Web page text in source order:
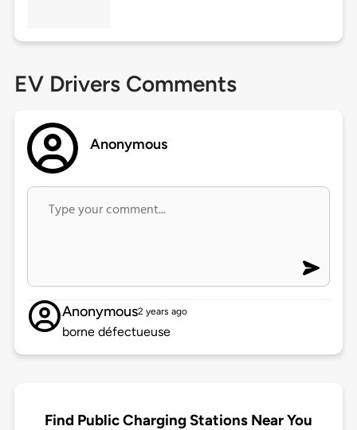
EV Drivers Comments
Anonymous
Anonymous2 years ago
borne défectueuse
Find Public Charging Stations Near You